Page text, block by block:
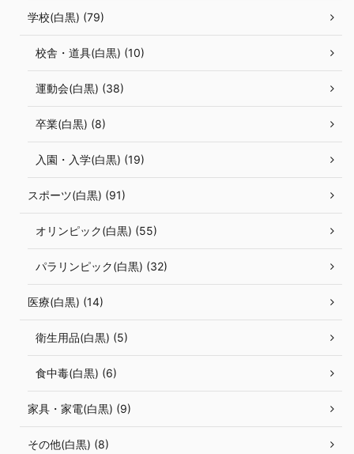
学校(白黒) (79)
校舎・道具(白黒) (10)
運動会(白黒) (38)
卒業(白黒) (8)
入園・入学(白黒) (19)
スポーツ(白黒) (91)
オリンピック(白黒) (55)
パラリンピック(白黒) (32)
医療(白黒) (14)
衛生用品(白黒) (5)
食中毒(白黒) (6)
家具・家電(白黒) (9)
その他(白黒) (8)